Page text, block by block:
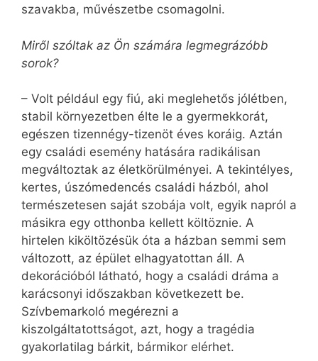
szavakba, művészetbe csomagolni.
Miről szóltak az Ön számára legmegrázóbb
sorok?
– Volt például egy fiú, aki meglehetős jólétben,
stabil környezetben élte le a gyermekkorát,
egészen tizennégy-tizenöt éves koráig. Aztán
egy családi esemény hatására radikálisan
megváltoztak az életkörülményei. A tekintélyes,
kertes, úszómedencés családi házból, ahol
természetesen saját szobája volt, egyik napról a
másikra egy otthonba kellett költöznie. A
hirtelen kiköltözésük óta a házban semmi sem
változott, az épület elhagyatottan áll. A
dekorációból látható, hogy a családi dráma a
karácsonyi időszakban következett be.
Szívbemarkoló megérezni a
kiszolgáltatottságot, azt, hogy a tragédia
gyakorlatilag bárkit, bármikor elérhet.